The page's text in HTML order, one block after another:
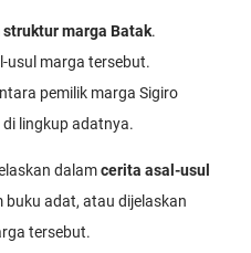
struktur marga Batak.
usul marga tersebut.
pemilik marga Sigiro
lingkup adatnya.
dalamcerita asal-usul
adat, atau dijelaskan
tersebut.